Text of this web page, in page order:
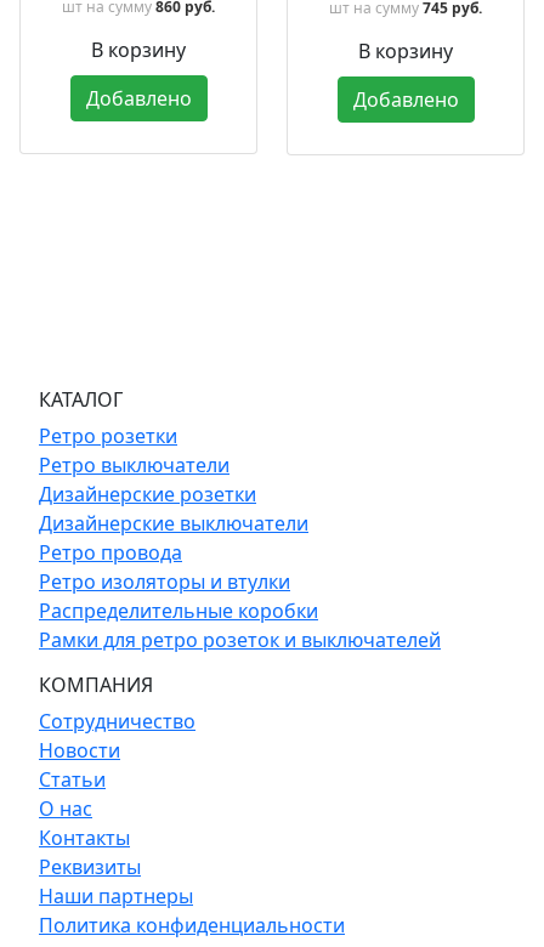
шт на сумму860 руб.
В корзину
Добавлено
шт на сумму745 руб.
В корзину
Добавлено
КАТАЛОГ
Ретро розетки
Ретро выключатели
Дизайнерские розетки
Дизайнерские выключатели
Ретро провода
Ретро изоляторы и втулки
Распределительные коробки
Рамки для ретро розеток и выключателей
КОМПАНИЯ
Сотрудничество
Новости
Статьи
О нас
Контакты
Реквизиты
Наши партнеры
Политика конфиденциальности